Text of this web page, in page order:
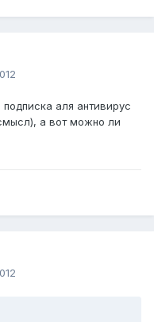
аля антивирус
а вот можно ли